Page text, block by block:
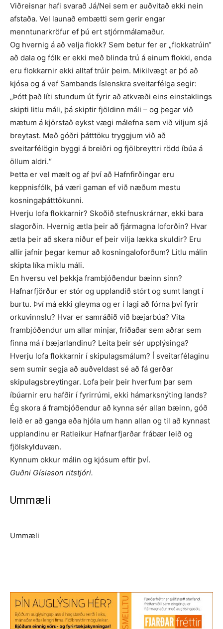
Viðreisnar hafi svarað Já/Nei sem er auðvitað ekki nein
afstaða. Vel launað embætti sem gerir engar
menntunarkröfur ef þú ert stjórnmálamaður.
Og hvernig á að velja flokk? Sem betur fer er „flokkatrúin“
að dala og fólk er ekki með blinda trú á einum flokki, enda
eru flokkarnir ekki alltaf trúir þeim. Mikilvægt er þó að
kjósa og á vef Sambands íslenskra sveitarfélga segir:
„Þótt það líti stundum út fyrir að atkvæði eins einstaklings
skipti litlu máli, þá skiptir fjöldinn máli – og þegar við
mætum á kjörstað eykst vægi málefna sem við viljum sjá
breytast. Með góðri þátttöku tryggjum við að
sveitarfélögin byggi á breiðri og fjölbreyttri rödd íbúa á
öllum aldri.“
Þetta er vel mælt og af því að Hafnfirðingar eru
keppnisfólk, þá væri gaman ef við næðum mestu
kosningaþátttökunni.
Hverju lofa flokkarnir? Skoðið stefnuskrárnar, ekki bara
slagorðin. Hvernig ætla þeir að fjármagna loforðin? Hvar
ætla þeir að skera niður ef þeir vilja lækka skuldir? Eru
allir jafnir þegar kemur að kosningaloforðum? Litlu málin
skipta líka miklu máli.
En hversu vel þekkja frambjóðendur bæinn sinn?
Hafnarfjörður er stór og upplandið stórt og sumt langt í
burtu. Því má ekki gleyma og er í lagi að fórna því fyrir
orkuvinnslu? Hvar er samráðið við bæjarbúa? Vita
frambjóðendur um allar minjar, friðaðar sem aðrar sem
finna má í bæjarlandinu? Leita þeir sér upplýsinga?
Hverju lofa flokkarnir í skipulagsmálum? Í sveitarfélaginu
sem sumir segja að auðveldast sé að fá gerðar
skipulagsbreytingar. Lofa þeir þeir hverfum þar sem
íbúarnir eru hafðir í fyrirrúmi, ekki hámarksnýting lands?
Ég skora á frambjóðendur að kynna sér allan bæinn, góð
leið er að ganga eða hjóla um hann allan og til að kynnast
upplandinu er Ratleikur Hafnarfjarðar frábær leið og
fjölskylduvæn.
Kynnum okkur málin og kjósum eftir því.
Guðni Gíslason ritstjóri.
Ummæli
Ummæli